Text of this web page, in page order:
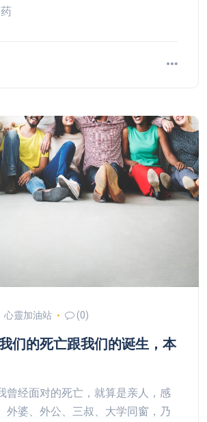
心靈加油站 (0)
们的死亡跟我们的诞生，本
曾经面对的死亡，就算是亲人，感
外婆、外公、三叔、大学同窗，乃